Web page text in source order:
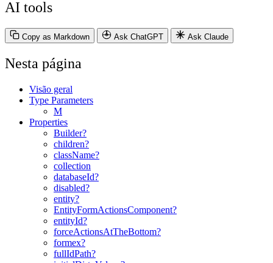
AI tools
Copy as Markdown Ask ChatGPT Ask Claude
Nesta página
Visão geral
Type Parameters
M
Properties
Builder?
children?
className?
collection
databaseId?
disabled?
entity?
EntityFormActionsComponent?
entityId?
forceActionsAtTheBottom?
formex?
fullIdPath?